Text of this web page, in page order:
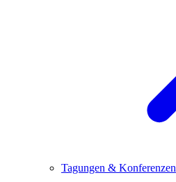
Tagungen & Konferenzen